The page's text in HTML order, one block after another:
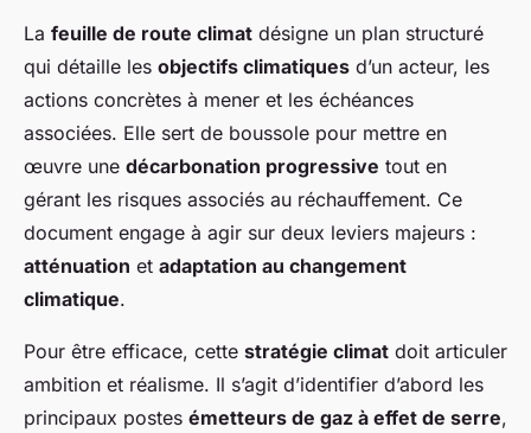
La feuille de route climat désigne un plan structuré
qui détaille les objectifs climatiques d’un acteur, les
actions concrètes à mener et les échéances
associées. Elle sert de boussole pour mettre en
œuvre une décarbonation progressive tout en
gérant les risques associés au réchauffement. Ce
document engage à agir sur deux leviers majeurs :
atténuation et adaptation au changement
climatique.
Pour être efficace, cette stratégie climat doit articuler
ambition et réalisme. Il s’agit d’identifier d’abord les
principaux postes émetteurs de gaz à effet de serre,